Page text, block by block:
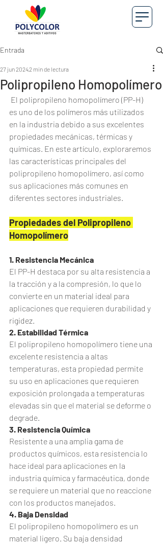
Entrada
Polipropileno Homopolímero
27 jun 20242 min de lectura
El polipropileno homopolímero (PP-H)
es uno de los polímeros más utilizados
en la industria debido a sus excelentes
propiedades mecánicas, térmicas y
químicas. En este artículo, exploraremos
las características principales del
polipropileno homopolímero, así como
sus aplicaciones más comunes en
diferentes sectores industriales.
Propiedades del Polipropileno
Homopolímero
1. Resistencia Mecánica
El PP-H destaca por su alta resistencia a
la tracción y a la compresión, lo que lo
convierte en un material ideal para
aplicaciones que requieren durabilidad y
rigidez.
2. Estabilidad Térmica
El polipropileno homopolímero tiene una
excelente resistencia a altas
temperaturas, esta propiedad permite
su uso en aplicaciones que requieren
exposición prolongada a temperaturas
elevadas sin que el material se deforme o
degrade.
3. Resistencia Química
Resistente a una amplia gama de
productos químicos, esta resistencia lo
hace ideal para aplicaciones en la
industria química y farmacéutica, donde
se requiere un material que no reaccione
con los productos manejados.
4. Baja Densidad
El polipropileno homopolímero es un
material ligero. Su baja densidad